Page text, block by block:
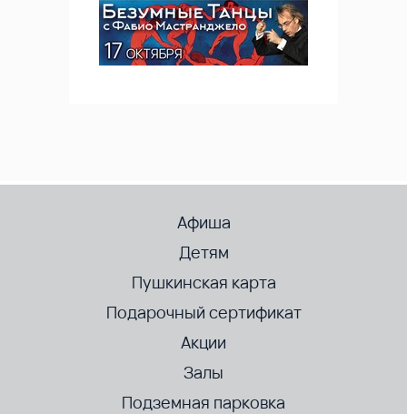
Афиша
Детям
Пушкинская карта
Подарочный сертификат
Акции
Залы
Подземная парковка